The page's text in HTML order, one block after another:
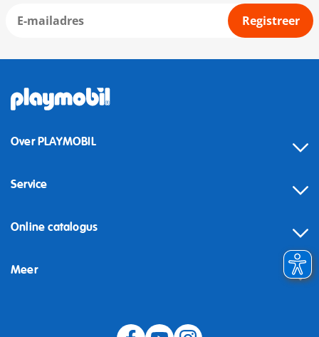
Registreer
Over PLAYMOBIL
Service
Online catalogus
Meer